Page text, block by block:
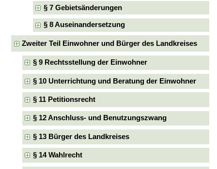
§ 7 Gebietsänderungen
§ 8 Auseinandersetzung
Zweiter Teil Einwohner und Bürger des Landkreises
§ 9 Rechtsstellung der Einwohner
§ 10 Unterrichtung und Beratung der Einwohner
§ 11 Petitionsrecht
§ 12 Anschluss- und Benutzungszwang
§ 13 Bürger des Landkreises
§ 14 Wahlrecht